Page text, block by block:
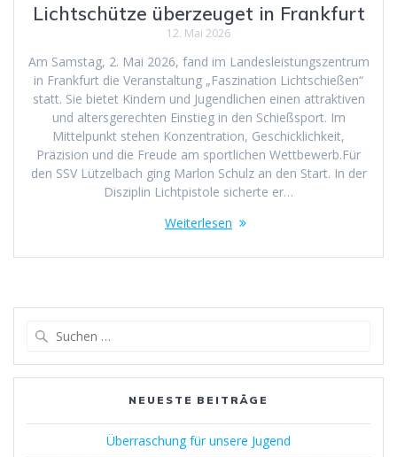
Lichtschütze überzeuget in Frankfurt
12. Mai 2026
Am Samstag, 2. Mai 2026, fand im Landesleistungszentrum
in Frankfurt die Veranstaltung „Faszination Lichtschießen“
statt. Sie bietet Kindern und Jugendlichen einen attraktiven
und altersgerechten Einstieg in den Schießsport. Im
Mittelpunkt stehen Konzentration, Geschicklichkeit,
Präzision und die Freude am sportlichen Wettbewerb.Für
den SSV Lützelbach ging Marlon Schulz an den Start. In der
Disziplin Lichtpistole sicherte er…
Weiterlesen
NEUESTE BEITRÄGE
Überraschung für unsere Jugend